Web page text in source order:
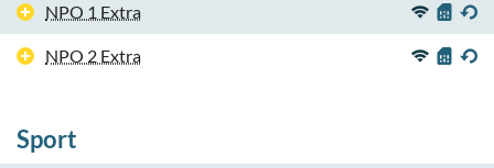
NPO 1 Extra
NPO 2 Extra
Sport